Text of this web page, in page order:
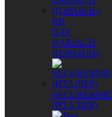
RB
RAV
BARIACH
(ИЗРАИЛЬ)
SECUREMME
(ИТАЛИЯ)